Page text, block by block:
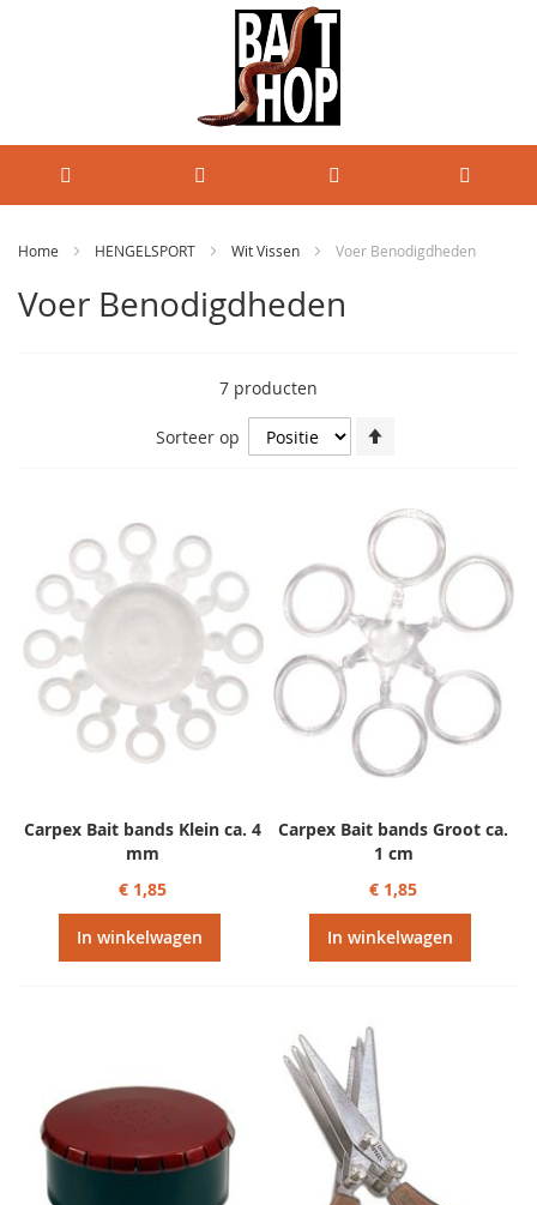
Home HENGELSPORT Wit Vissen Voer Benodigdheden
Voer Benodigdheden
7 producten
Sorteer op
sorteren
Carpex Bait bands Klein ca. 4
mm
€ 1,85
In winkelwagen
Carpex Bait bands Groot ca.
1 cm
€ 1,85
In winkelwagen